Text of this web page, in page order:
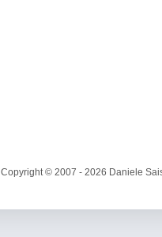
Copyright © 2007 - 2026 Daniele